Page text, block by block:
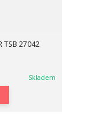
TSB 27042
Skladem